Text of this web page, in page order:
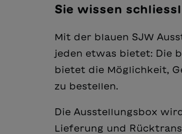
Sie wissen
Mit der blauen SJW
jeden etwas bietet: Die
bietet die Möglichkeit,
zu bestellen.
Die Ausstellungsbox
Lieferung und